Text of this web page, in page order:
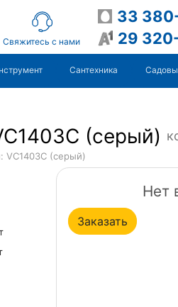
Свяжитесь с нами
33
29
Сантехника
(серый)
VC1403C (серый)
Нет
Заказать